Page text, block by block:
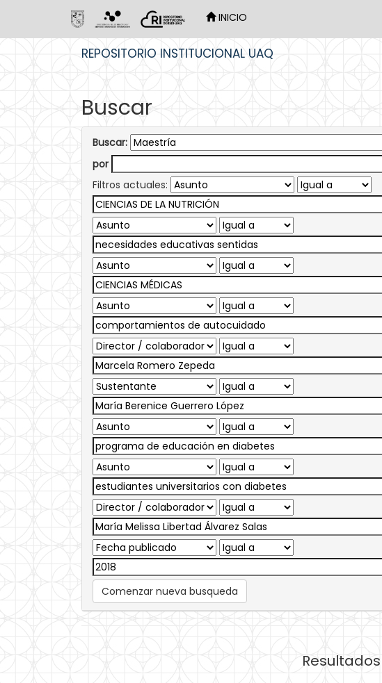
INICIO
REPOSITORIO INSTITUCIONAL UAQ
Buscar
Buscar:
por
Filtros actuales:
Comenzar nueva busqueda
Resultados